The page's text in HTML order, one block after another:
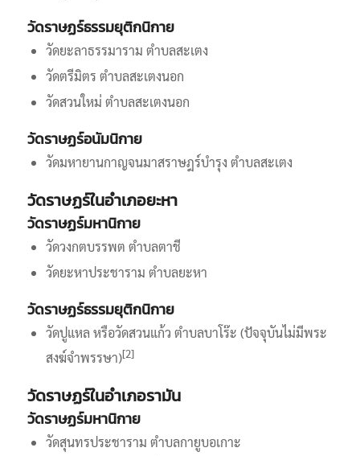
วัดราษฏร์ธรรมยุติกนิกาย
วัดยะลาธรรมาราม ตำบลสะเตง
วัดตรีมิตร ตำบลสะเตงนอก
วัดสวนใหม่ ตำบลสะเตงนอก
วัดราษฏร์อนัมนิกาย
วัดมหายานกาญจนมาสราษฎร์บำรุง ตำบลสะเตง
วัดราษฏร์ในอำเภอยะหา
วัดราษฏร์มหานิกาย
วัดวงกตบรรพต ตำบลตาชี
วัดยะหาประชาราม ตำบลยะหา
วัดราษฏร์ธรรมยุติกนิกาย
วัดปูแหล หรือวัดสวนแก้ว ตำบลบาโร๊ะ (ปัจจุบันไม่มีพระ
สงฆ์จำพรรษา)[2]
วัดราษฏร์ในอำเภอรามัน
วัดราษฏร์มหานิกาย
วัดสุนทรประชาราม ตำบลกายูบอเกาะ